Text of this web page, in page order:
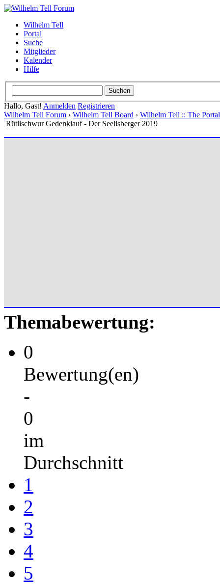
Wilhelm Tell
Portal
Suche
Mitglieder
Kalender
Hilfe
Hallo, Gast! Anmelden Registrieren
Wilhelm Tell Forum › Wilhelm Tell Board › Wilhelm Tell :: The
Rütlischwur Gedenklauf - Der Seelisberger 2019
Themabewertung:
0
Bewertung(en)
-
0
im
Durchschnitt
1
2
3
4
5